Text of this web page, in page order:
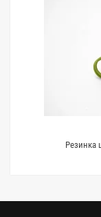
Резинка